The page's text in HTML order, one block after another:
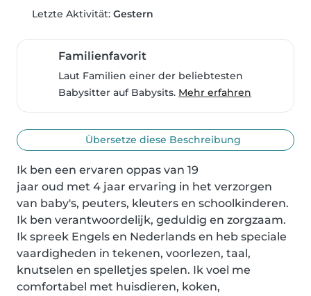
Letzte Aktivität: Gestern
Familienfavorit
Laut Familien einer der beliebtesten
Babysitter auf Babysits. Mehr erfahren
Übersetze diese Beschreibung
Ik ben een ervaren oppas van 19
jaar oud met 4 jaar ervaring in het verzorgen
van baby's, peuters, kleuters en schoolkinderen.
Ik ben verantwoordelijk, geduldig en zorgzaam.
Ik spreek Engels en Nederlands en heb speciale
vaardigheden in tekenen, voorlezen, taal,
knutselen en spelletjes spelen. Ik voel me
comfortabel met huisdieren, koken,